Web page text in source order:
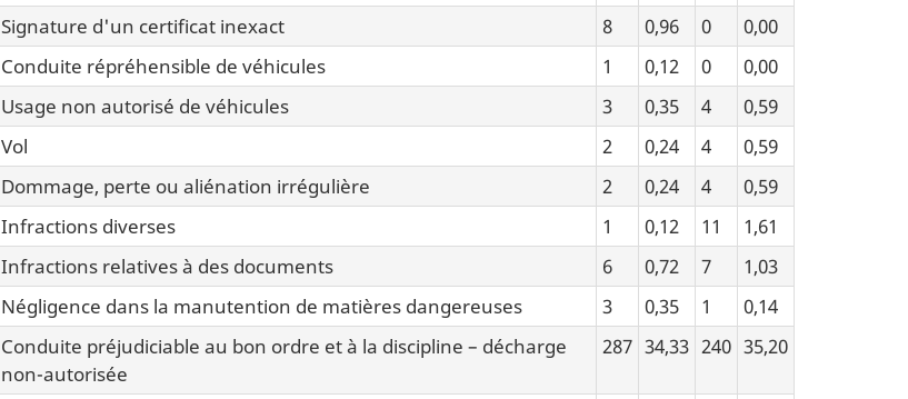
Signature d'un certificat inexact 8 0,96 0
0,00
Conduite répréhensible de véhicules 1 0,12 0
0,00
Usage non autorisé de véhicules 3 0,35 4
0,59
Vol 2 0,24 4
0,59
Dommage, perte ou aliénation irrégulière 2 0,24 4
0,59
Infractions diverses 1 0,12 11
1,61
Infractions relatives à des documents 6 0,72 7
1,03
Négligence dans la manutention de matières dangereuses 3 0,35 1
0,14
Conduite préjudiciable au bon ordre et à la discipline – décharge
non-autorisée
287 34,33 240 35,20